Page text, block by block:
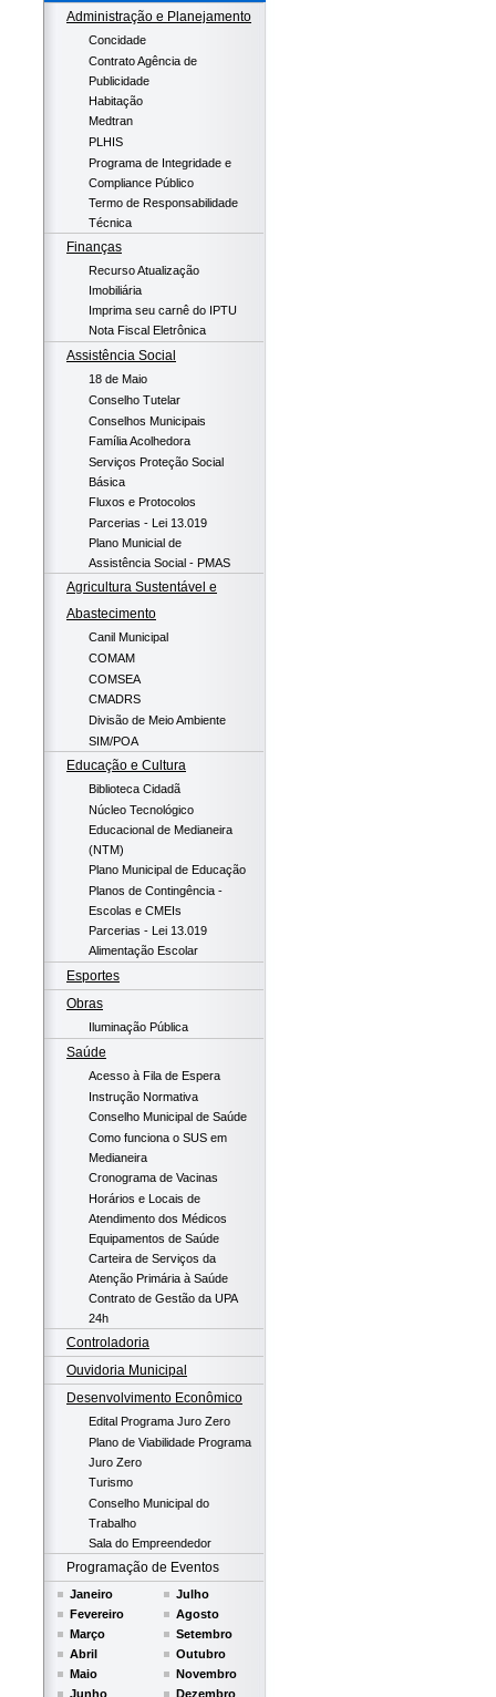
Administração e Planejamento
Concidade
Contrato Agência de
Publicidade
Habitação
Medtran
PLHIS
Programa de Integridade e
Compliance Público
Termo de Responsabilidade
Técnica
Finanças
Recurso Atualização
Imobiliária
Imprima seu carnê do IPTU
Nota Fiscal Eletrônica
Assistência Social
18 de Maio
Conselho Tutelar
Conselhos Municipais
Família Acolhedora
Serviços Proteção Social
Básica
Fluxos e Protocolos
Parcerias - Lei 13.019
Plano Municial de
Assistência Social - PMAS
Agricultura Sustentável e
Abastecimento
Canil Municipal
COMAM
COMSEA
CMADRS
Divisão de Meio Ambiente
SIM/POA
Educação e Cultura
Biblioteca Cidadã
Núcleo Tecnológico
Educacional de Medianeira
(NTM)
Plano Municipal de Educação
Planos de Contingência -
Escolas e CMEIs
Parcerias - Lei 13.019
Alimentação Escolar
Esportes
Obras
Iluminação Pública
Saúde
Acesso à Fila de Espera
Instrução Normativa
Conselho Municipal de Saúde
Como funciona o SUS em
Medianeira
Cronograma de Vacinas
Horários e Locais de
Atendimento dos Médicos
Equipamentos de Saúde
Carteira de Serviços da
Atenção Primária à Saúde
Contrato de Gestão da UPA
24h
Controladoria
Ouvidoria Municipal
Desenvolvimento Econômico
Edital Programa Juro Zero
Plano de Viabilidade Programa
Juro Zero
Turismo
Conselho Municipal do
Trabalho
Sala do Empreendedor
Programação de Eventos
Janeiro
Fevereiro
Março
Abril
Maio
Junho
Julho
Agosto
Setembro
Outubro
Novembro
Dezembro